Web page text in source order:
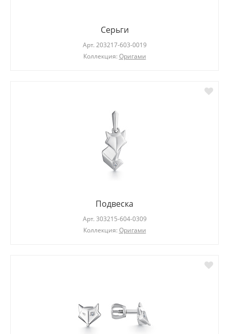
Серьги
Арт. 203217-603-0019
Коллекция: Оригами
Подвеска
Арт. 303215-604-0309
Коллекция: Оригами